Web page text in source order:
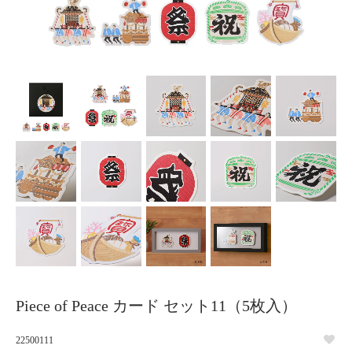
Piece of Peace カード セット11（5枚入）
22500111